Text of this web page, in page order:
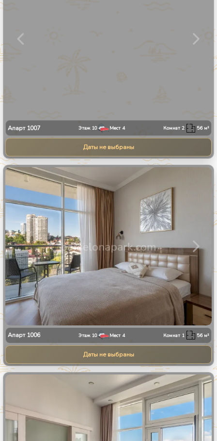
Апарт 1007 Этаж 10 Мест 4 Комнат2 56м²
Даты не выбраны
Апарт 1006 Этаж 10 Мест 4 Комнат 1 56м²
Даты не выбраны
25